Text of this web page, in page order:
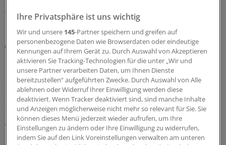
06.08.2026
Vergiftungen
Blaualgen in Badeseen: Was für Ärzte rund um
das Thema Cyanobakterien wichtig ist
„Badeverbot wegen Blaualgen“ – diese Warnhinweise
sind an einigen deutschen Badeseen zu finden. Welche
Symptome weisen auf eine Vergiftung mit Cyanotoxinen
hin? Und wie gehen Ärzte beim Verdacht auf eine
Vergiftung vor?
Ihre Privatsphäre ist uns wichtig
Wir und unsere 145-Partner speichern und greifen auf
personenbezogene Daten wie Browserdaten oder eindeutige
Kennungen auf Ihrem Gerät zu. Durch Auswahl von Akzeptieren
aktivieren Sie Tracking-Technologien für die unter „Wir und
unsere Partner verarbeiten Daten, um Ihnen Dienste
bereitzustellen“ aufgeführten Zwecke. Durch Auswahl von Alle
ablehnen oder Widerruf Ihrer Einwilligung werden diese
deaktiviert. Wenn Tracker deaktiviert sind, sind manche Inhalte
und Anzeigen möglicherweise nicht mehr so relevant für Sie. Sie
können dieses Menü jederzeit wieder aufrufen, um Ihre
Einstellungen zu ändern oder Ihre Einwilligung zu widerrufen,
indem Sie auf den Link Voreinstellungen verwalten am unteren